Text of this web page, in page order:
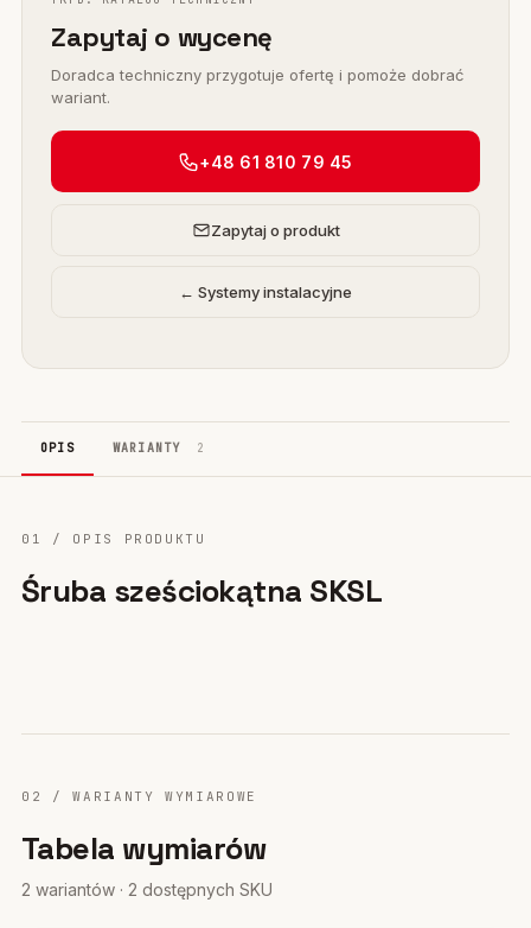
Zapytaj o wycenę
Doradca techniczny przygotuje ofertę i pomoże dobrać
wariant.
+48 61 810 79 45
Zapytaj o produkt
← Systemy instalacyjne
OPIS WARIANTY 2
01 / OPIS PRODUKTU
Śruba sześciokątna SKSL
02 / WARIANTY WYMIAROWE
Tabela wymiarów
2 wariantów · 2 dostępnych SKU